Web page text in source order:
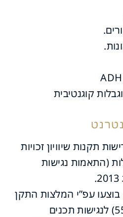
קוגנטיבית
תקנות שיוויון זכויות
(התאמות נגישות
עפ”י המלצות התקן
הישראלי (ת”י 5568) לנגישות תכנים